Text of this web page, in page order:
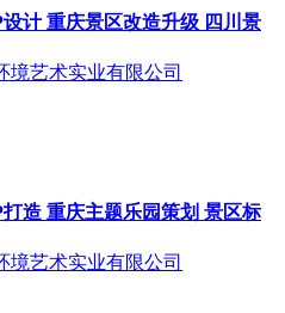
计 重庆景区改造升级 四川景
境艺术实业有限公司
造 重庆主题乐园策划 景区标
境艺术实业有限公司